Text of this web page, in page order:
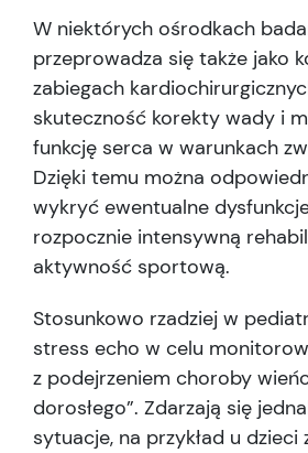
W niektórych ośrodkach
przeprowadza się także jako
zabiegach
skuteczność korekty wady i
funkcję serca w warunkach
Dzięki temu można
wykryć ewentualne
rozpocznie intensywną
aktywność sportową.
Stosunkowo rzadziej w
stress echo w celu
z podejrzeniem choroby
dorosłego”. Zdarzają się
sytuacje, na przykład u dzieci